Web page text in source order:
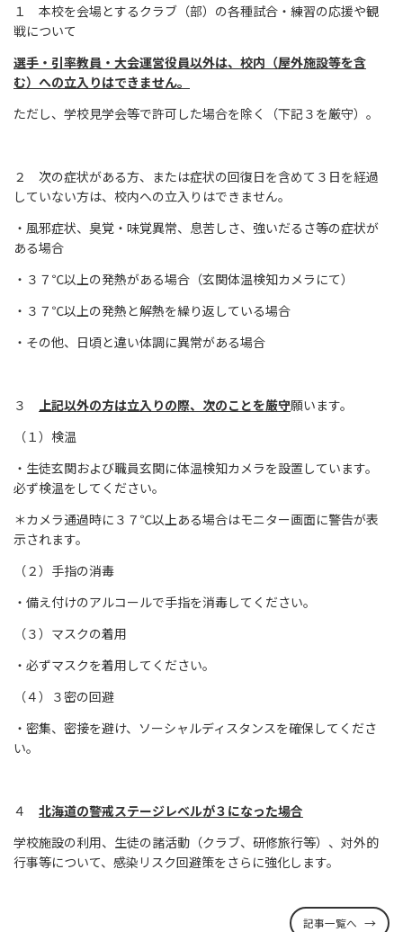
１ 本校を会場とするクラブ（部）の各種試合・練習の応援や観
戦について
選手・引率教員・大会運営役員以外は、校内（屋外施設等を含
む）への立入りはできません。
ただし、学校見学会等で許可した場合を除く（下記３を厳守）。
２ 次の症状がある方、または症状の回復日を含めて３日を経過
していない方は、校内への立入りはできません。
・風邪症状、臭覚・味覚異常、息苦しさ、強いだるさ等の症状が
ある場合
・３７℃以上の発熱がある場合（玄関体温検知カメラにて）
・３７℃以上の発熱と解熱を繰り返している場合
・その他、日頃と違い体調に異常がある場合
３ 上記以外の方は立入りの際、次のことを厳守願います。
（１）検温
・生徒玄関および職員玄関に体温検知カメラを設置しています。
必ず検温をしてください。
＊カメラ通過時に３７℃以上ある場合はモニター画面に警告が表
示されます。
（２）手指の消毒
・備え付けのアルコールで手指を消毒してください。
（３）マスクの着用
・必ずマスクを着用してください。
（４）３密の回避
・密集、密接を避け、ソーシャルディスタンスを確保してくださ
い。
４ 北海道の警戒ステージレベルが３になった場合
学校施設の利用、生徒の諸活動（クラブ、研修旅行等）、対外的
行事等について、感染リスク回避策をさらに強化します。
記事一覧へ